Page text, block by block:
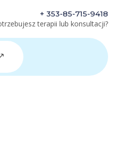
+ 353-85-715-9418
terapii lub konsultacji?